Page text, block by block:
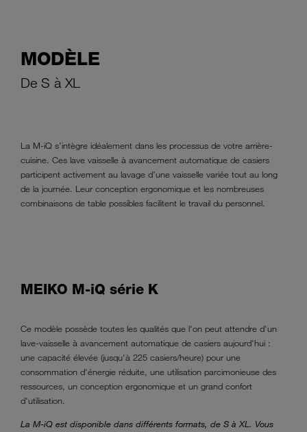
MODÈLE
De S à XL
La M-iQ s’intègre idéalement dans les processus de votre arrière-
cuisine. Ces lave vaisselle à avancement automatique de casiers
participent activement au lavage d’une vaisselle variée tout au long
de la journée. Leur conception ergonomique et les nombreuses
combinaisons de table possibles facilitent le travail du personnel.
MEIKO M-iQ série K
Ce modèle possède toutes les qualités que l'on peut attendre d'un
lave-vaisselle à avancement automatique de casiers aujourd'hui :
une capacité élevée (jusqu'à 225 casiers/heure) pour une
consommation d'énergie réduite, une utilisation parcimonieuse des
ressources, un conception ergonomique et un grand confort
d'utilisation.
La M-iQ est disponible dans différents formats, de S à XL. Vous